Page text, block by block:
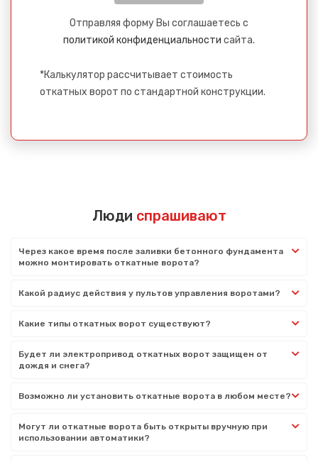
Отправляя форму Вы соглашаетесь с
политикой конфиденциальности сайта.
*Калькулятор рассчитывает стоимость
откатных ворот по стандартной конструкции.
Люди спрашивают
Через какое время после заливки бетонного фундамента
можно монтировать откатные ворота?
Какой радиус действия у пультов управления воротами?
Какие типы откатных ворот существуют?
Будет ли электропривод откатных ворот защищен от
дождя и снега?
Возможно ли установить откатные ворота в любом месте?
Могут ли откатные ворота быть открыты вручную при
использовании автоматики?